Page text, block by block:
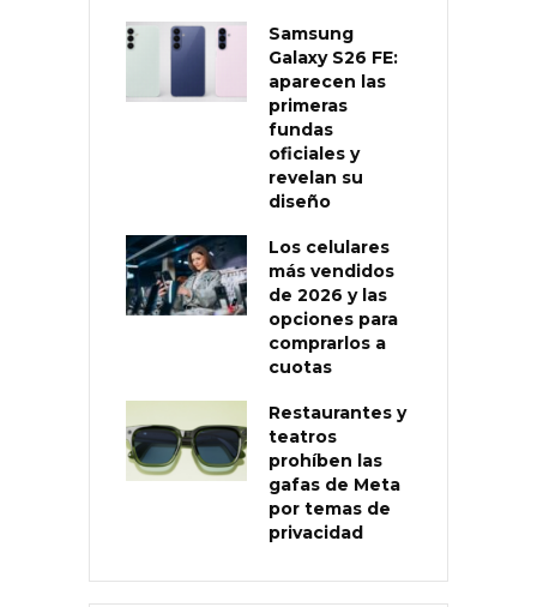
Samsung
Galaxy S26 FE:
aparecen las
primeras
fundas
oficiales y
revelan su
diseño
Los celulares
más vendidos
de 2026 y las
opciones para
comprarlos a
cuotas
Restaurantes y
teatros
prohíben las
gafas de Meta
por temas de
privacidad